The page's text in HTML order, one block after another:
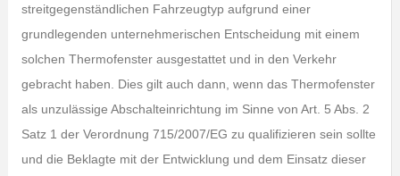
streitgegenständlichen Fahrzeugtyp aufgrund einer
grundlegenden unternehmerischen Entscheidung mit einem
solchen Thermofenster ausgestattet und in den Verkehr
gebracht haben. Dies gilt auch dann, wenn das Thermofenster
als unzulässige Abschalteinrichtung im Sinne von Art. 5 Abs. 2
Satz 1 der Verordnung 715/2007/EG zu qualifizieren sein sollte
und die Beklagte mit der Entwicklung und dem Einsatz dieser